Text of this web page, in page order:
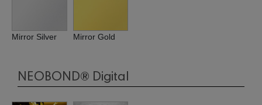
Mirror Silver Mirror Gold
NEOBOND® Digital